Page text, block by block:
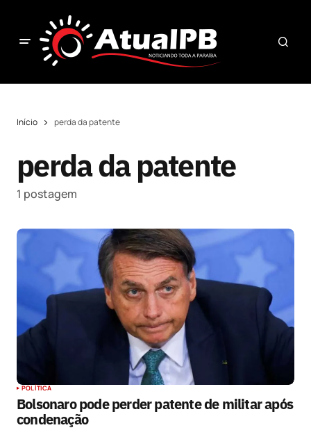
Início perda da patente
perda da patente
1 postagem
POLÍTICA
Bolsonaro pode perder patente de militar após
condenação